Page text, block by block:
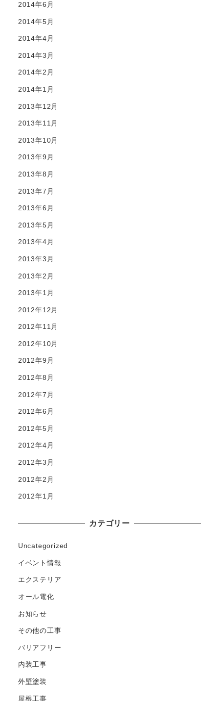
2014年6月
2014年5月
2014年4月
2014年3月
2014年2月
2014年1月
2013年12月
2013年11月
2013年10月
2013年9月
2013年8月
2013年7月
2013年6月
2013年5月
2013年4月
2013年3月
2013年2月
2013年1月
2012年12月
2012年11月
2012年10月
2012年9月
2012年8月
2012年7月
2012年6月
2012年5月
2012年4月
2012年3月
2012年2月
2012年1月
カテゴリー
Uncategorized
イベント情報
エクステリア
オール電化
お知らせ
その他の工事
バリアフリー
内装工事
外壁塗装
屋根工事